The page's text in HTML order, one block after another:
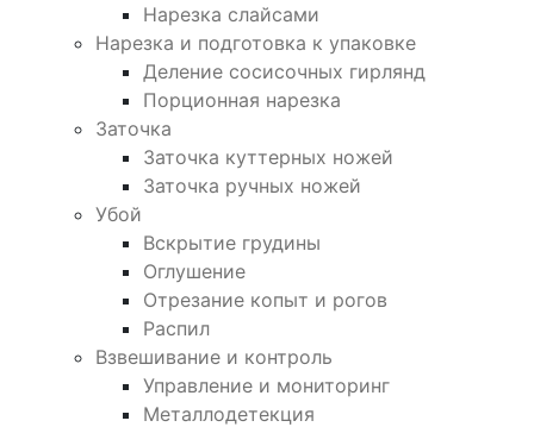
Нарезка слайсами
Нарезка и подготовка к упаковке
Деление сосисочных гирлянд
Порционная нарезка
Заточка
Заточка куттерных ножей
Заточка ручных ножей
Убой
Вскрытие грудины
Оглушение
Отрезание копыт и рогов
Распил
Взвешивание и контроль
Управление и мониторинг
Металлодетекция